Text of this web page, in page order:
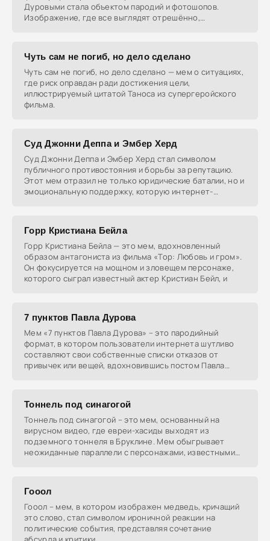
Дуровыми стала объектом пародий и фотошопов.
Изображение, где все выглядят отрешённо,
Чуть сам не погиб, но дело сделано
Чуть сам не погиб, но дело сделано — мем о ситуациях,
где риск оправдан ради достижения цели,
иллюстрируемый цитатой Таноса из супергеройского
фильма.
Суд Джонни Деппа и Эмбер Херд
Суд Джонни Деппа и Эмбер Херд стал символом
публичного противостояния и борьбы за репутацию.
Этот мем отразил не только юридические баталии, но и
эмоциональную поддержку, которую интернет-
Горр Кристиана Бейла
Горр Кристиана Бейла — это мем, вдохновленный
образом антагониста из фильма «Тор: Любовь и гром».
Он фокусируется на мощном и зловещем персонаже,
которого сыграл известный актер Кристиан Бейл, и
7 пунктов Павла Дурова
Мем «7 пунктов Павла Дурова» – это пародийный
формат, в котором пользователи интернета шутливо
составляют свои собственные списки отказов от
привычек или вещей, вдохновившись постом Павла
Тоннель под синагогой
Тоннель под синагогой – это мем, основанный на
вирусном видео, где евреи-хасиды выходят из
подземного тоннеля в Бруклине. Мем обыгрывает
неожиданные параллели с персонажами, известными
Гооол
Гооол – мем, в котором изображен медведь, кричащий
это слово, стал символом ироничной реакции на
политические события, представляя сочетание